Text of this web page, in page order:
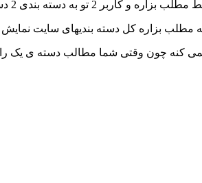
یه مطلب بزاره کل دسته بندیهای سایت
نمی کنه چون وقتی شما مطالب دسته ی